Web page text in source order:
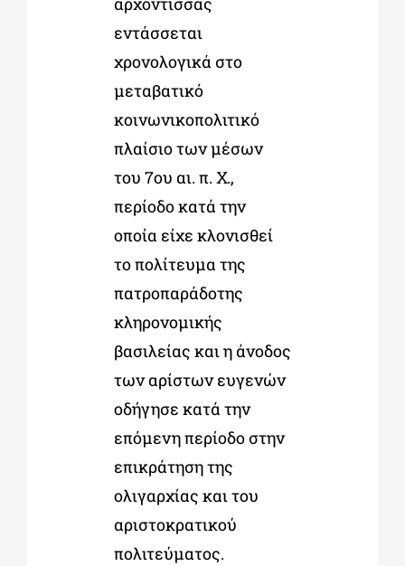
εντάσσεται
χρονολογικά στο
μεταβατικό
κοινωνικοπολιτικό
πλαίσιο των μέσων
του 7ου αι. π. Χ.,
περίοδο κατά την
οποία είχε κλονισθεί
το πολίτευμα της
πατροπαράδοτης
κληρονομικής
βασιλείας και η άνοδος
των αρίστων ευγενών
οδήγησε κατά την
επόμενη περίοδο στην
επικράτηση της
ολιγαρχίας και του
αριστοκρατικού
πολιτεύματος.